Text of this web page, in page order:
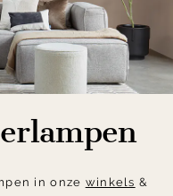
in onze winkels &